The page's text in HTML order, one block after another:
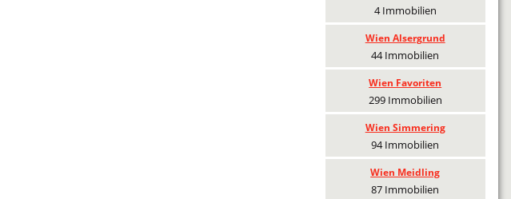
4 Immobilien
Wien Alsergrund
44 Immobilien
Wien Favoriten
299 Immobilien
Wien Simmering
94 Immobilien
Wien Meidling
87 Immobilien